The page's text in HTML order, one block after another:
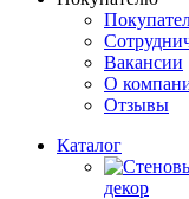
Вакансии
О
Отзывы
Каталог
декор